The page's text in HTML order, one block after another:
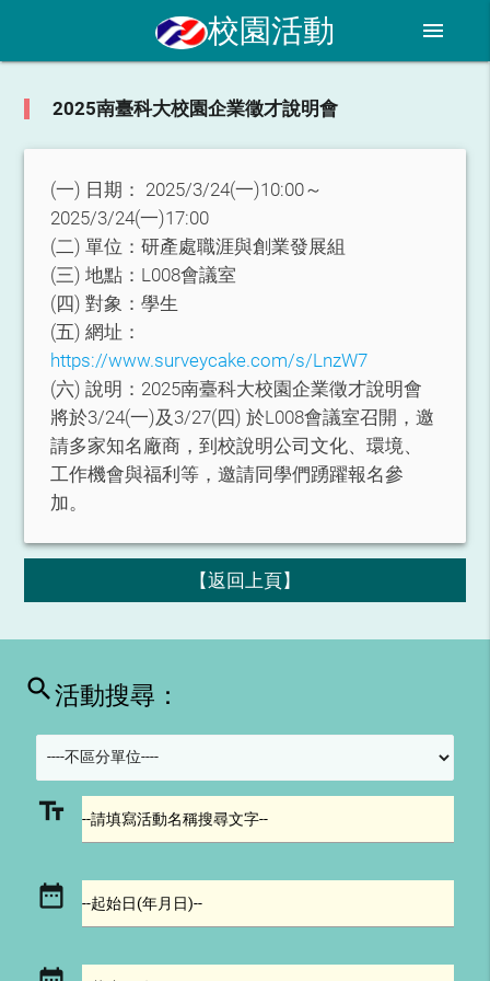
校園活動 menu
2025南臺科大校園企業徵才說明會
(一) 日期： 2025/3/24(一)10:00～
2025/3/24(一)17:00
(二) 單位：研產處職涯與創業發展組
(三) 地點： L008會議室
(四) 對象：學生
(五) 網址：
https://www.surveycake.com/s/LnzW7
(六) 說明： 2025南臺科大校園企業徵才說明會
將於3/24(一)及3/27(四) 於L008會議室召開，邀
請多家知名廠商，到校說明公司文化、環境、
工作機會與福利等，邀請同學們踴躍報名參
加。
【返回上頁】
search活動搜尋：
text_fields --請填寫活動名稱搜尋文字--
date_range --起始日(年月日)--